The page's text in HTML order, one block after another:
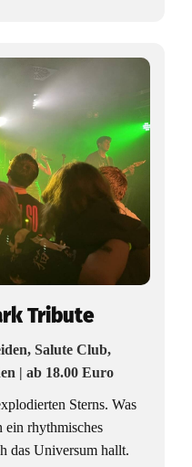
Tribute
Salute Club,
| ab 18.00 Euro
Sterns. Was
ein rhythmisches
das Universum hallt.